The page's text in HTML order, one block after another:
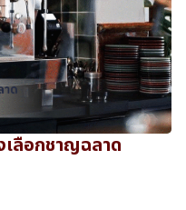
เลือกชาญฉลาด